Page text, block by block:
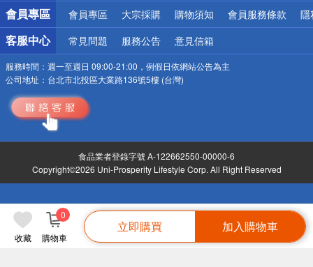
收藏 購物車
0
立即購買 加入購物車
會員專區 會員專區 大宗採購 購物須知 會員服務條款 隱
客服中心 常見問題 服務公告 意見信箱
服務時間： 週一至週日 09:00-21:00，例假日依網站公告為主
公司地址： 台北市北投區大業路136號5樓 (台灣)
食品業者登錄字號 A-122662550-00000-6
Copyright©2026 Uni-Prosperity Lifestyle Corp. All Right Reserved